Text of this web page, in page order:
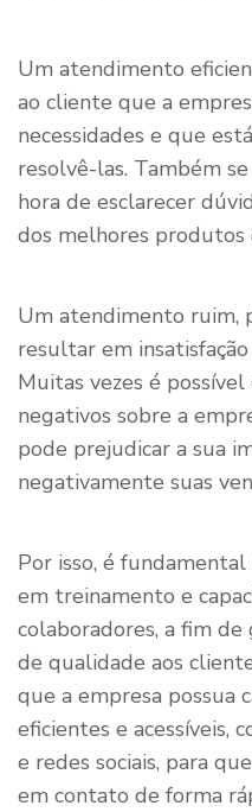
Um atendimento
ao cliente que a
necessidades e que
resolvê-las. Também
hora de esclarecer
dos melhores produtos
Um atendimento ruim,
resultar em
Muitas vezes é
negativos sobre a
pode prejudicar a sua
negativamente suas
Por isso, é
em treinamento e
colaboradores, a fim
de qualidade aos
que a empresa possua
eficientes e acessíveis,
e redes sociais, para
em contato de forma